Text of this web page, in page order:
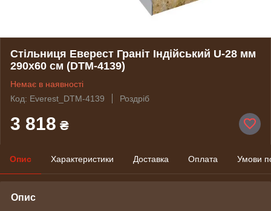
Стільниця Еверест Граніт Індійський U-28 мм
290х60 см (DTM-4139)
Немає в наявності
Код: Everest_DTM-4139
Роздріб
3 818 ₴
Опис Характеристики Доставка Оплата Умови
Опис